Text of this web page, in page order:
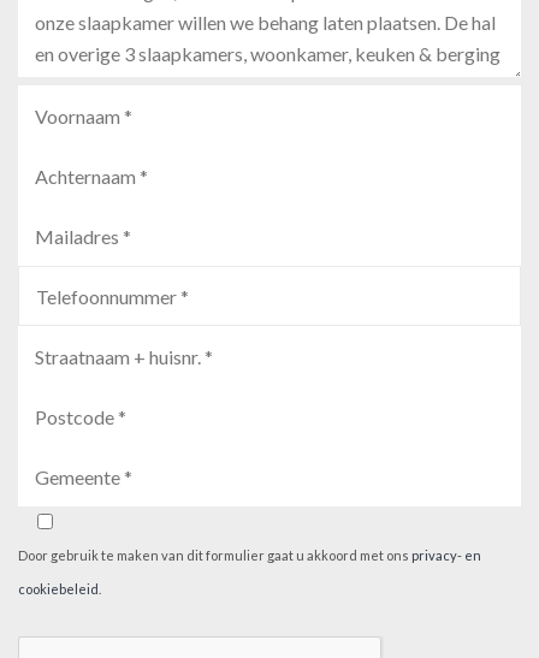
Door gebruik te maken van dit formulier gaat u akkoord met ons privacy- en
cookiebeleid